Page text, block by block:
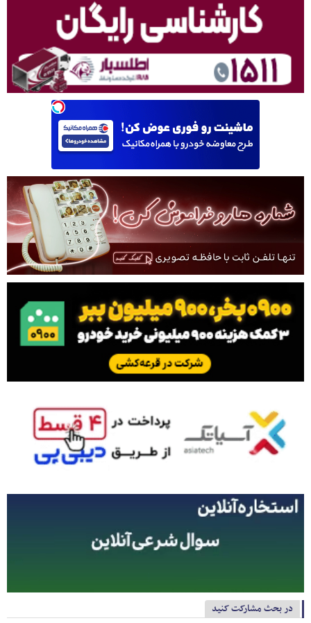
در بحث مشارکت کنید